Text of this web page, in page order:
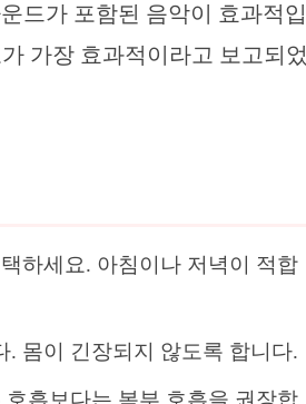
드가 포함된 음악이 효과적입
가장 효과적이라고 보고되었
하세요. 아침이나 저녁이 적합
몸이 긴장되지 않도록 합니다.